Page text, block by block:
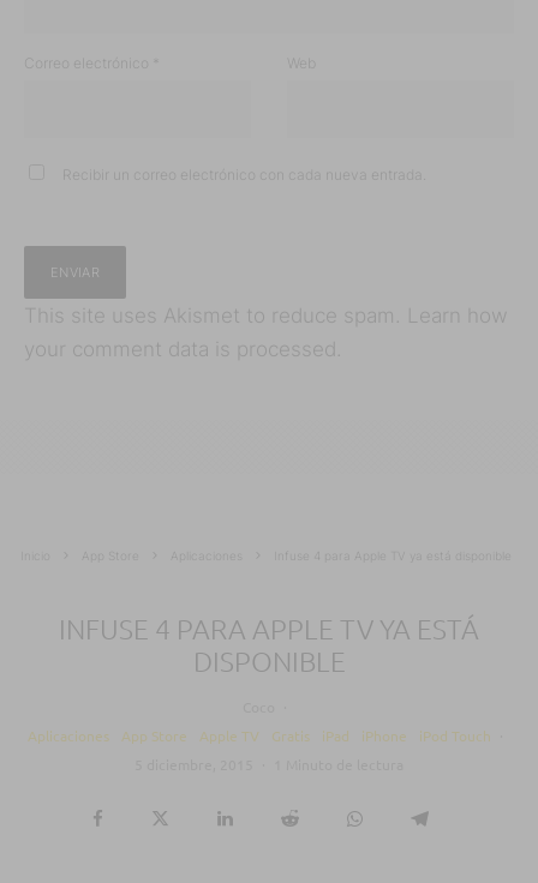
Correo electrónico Web
Recibir un correo electrónico con cada nueva entrada.
This site uses Akismet to reduce spam. Learn how
your comment data is processed.
App Store Aplicaciones Infuse 4 para Apple TV ya está disponible
INFUSE 4 PARA APPLE TV YA ESTÁ
DISPONIBLE
Aplicaciones
App Store Apple TV Gratis iPad iPhone iPod Touch